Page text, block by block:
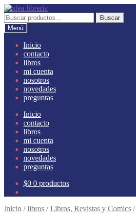
Ir
a
la
navegación
Ir
al
contenido
Buscar
por:
Buscar
Menú
Inicio
contacto
libros
mi cuenta
nosotros
novedades
preguntas
Inicio
contacto
libros
mi cuenta
nosotros
novedades
preguntas
$0 0 productos
Inicio /libros /Libros, Revistas y Comics /